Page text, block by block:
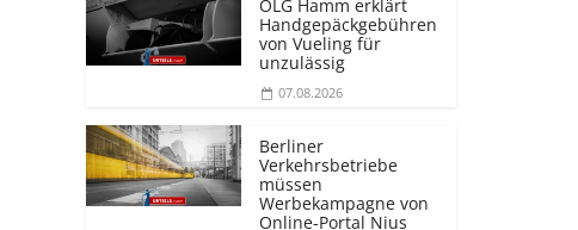
OLG Hamm erklärt
Handgepäckgebühren
von Vueling für
unzulässig
07.08.2026
Berliner
Verkehrsbetriebe
müssen
Werbekampagne von
Online-Portal Nius